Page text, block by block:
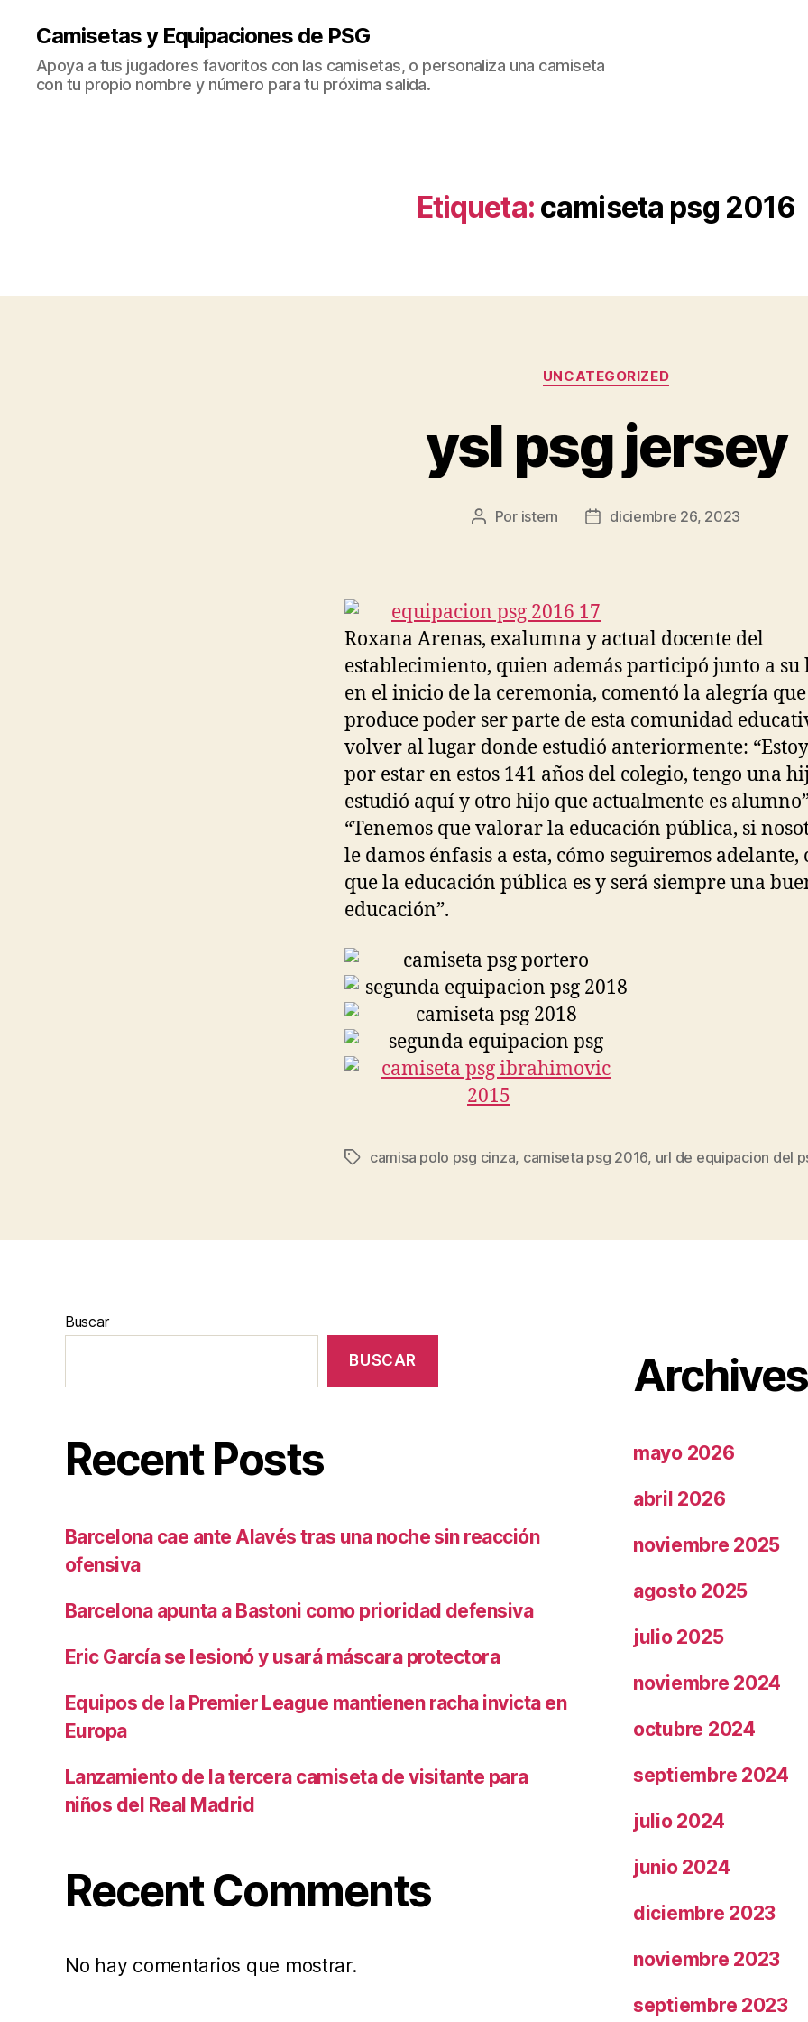
Camisetas y Equipaciones de PSG
Apoya a tus jugadores favoritos con las camisetas, o personaliza una camiseta
con tu propio nombre y número para tu próxima salida.
Etiqueta: camiseta psg 2016
Categorías
UNCATEGORIZED
ysl psg jersey
Autor
Por istern
Fechadiciembre 26, 2023
Roxana Arenas, exalumna y actual docente del
establecimiento, quien además participó junto a su
en el inicio de la ceremonia, comentó la alegría
produce poder ser parte de esta comunidad
volver al lugar donde estudió anteriormente:
por estar en estos 141 años del colegio, tengo una
estudió aquí y otro hijo que actualmente es
“Tenemos que valorar la educación pública, si
le damos énfasis a esta, cómo seguiremos adelante,
que la educación pública es y será siempre una
educación”.
Etiquetas
camisa polo psg cinza, camiseta psg 2016, url de equipacion del
Buscar
BUSCAR
Recent Posts
Barcelona cae ante Alavés tras una noche sin reacción
ofensiva
Barcelona apunta a Bastoni como prioridad defensiva
Eric García se lesionó y usará máscara protectora
Equipos de la Premier League mantienen racha invicta en
Europa
Lanzamiento de la tercera camiseta de visitante para
niños del Real Madrid
Recent Comments
No hay comentarios que mostrar.
Archives
mayo 2026
abril 2026
noviembre 2025
agosto 2025
julio 2025
noviembre 2024
octubre 2024
septiembre 2024
julio 2024
junio 2024
diciembre 2023
noviembre 2023
septiembre 2023